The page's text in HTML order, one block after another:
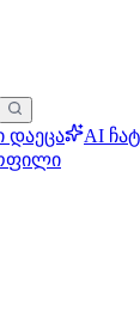
დაეცა AI